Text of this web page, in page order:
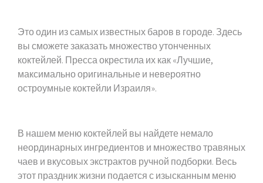
Это один из самых известных баров в городе. Здесь
вы сможете заказать множество утонченных
коктейлей. Пресса окрестила их как «Лучшие,
максимально оригинальные и невероятно
остроумные коктейли Израиля».
В нашем меню коктейлей вы найдете немало
неординарных ингредиентов и множество травяных
чаев и вкусовых экстрактов ручной подборки. Весь
этот праздник жизни подается с изысканным меню